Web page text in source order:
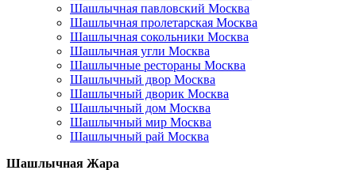
Шашлычная павловский Москва
Шашлычная пролетарская Москва
Шашлычная сокольники Москва
Шашлычная угли Москва
Шашлычные рестораны Москва
Шашлычный двор Москва
Шашлычный дворик Москва
Шашлычный дом Москва
Шашлычный мир Москва
Шашлычный рай Москва
Шашлычная Жара